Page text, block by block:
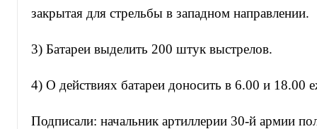
закрытая для стрельбы в западном направлении.
3) Батареи выделить 200 штук выстрелов.
4) О действиях батареи доносить в 6.00 и 18.00
Подписали: начальник артиллерии 30-й армии